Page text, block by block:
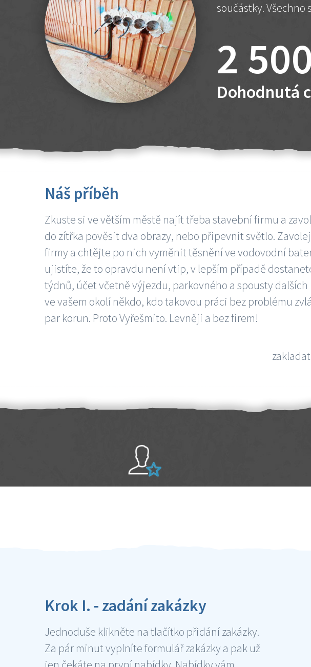
součástky.
2
Dohodnutá
Náš příběh
Zkuste si ve větším městě najít třeba stavební firmu a
do zítřka pověsit dva obrazy, nebo připevnit světlo.
firmy a chtějte po nich vyměnit těsnění ve vodovodní
ujistíte, že to opravdu není vtip, v lepším případě
týdnů, účet včetně výjezdu, parkovného a spousty dalších
ve vašem okolí někdo, kdo takovou práci bez problému
par korun. Proto Vyřešmito. Levněji a bez firem!
Krok I. - zadání zakázky
Jednoduše klikněte na tlačítko přidání zakázky.
Za pár minut vyplníte formulář zakázky a pak už